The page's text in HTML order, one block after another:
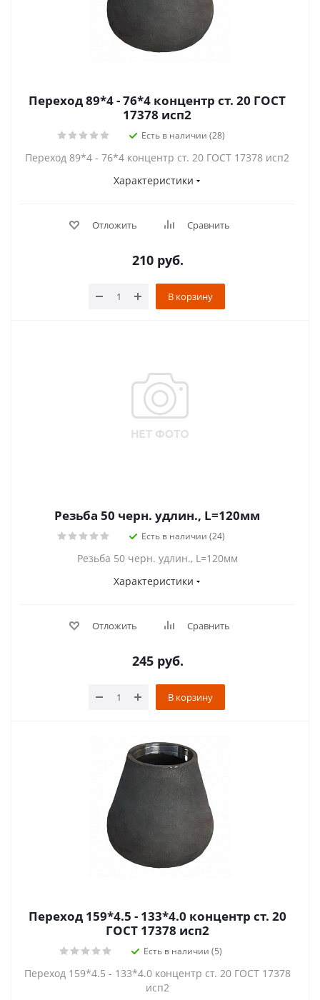
Переход 89*4 - 76*4 концентр ст. 20 ГОСТ
17378 исп2
Есть в наличии (28)
Переход 89*4 - 76*4 концентр ст. 20 ГОСТ 17378 исп2
Характеристики
Отложить Сравнить
210руб.
В корзину
Резьба 50 черн. удлин., L=120мм
Есть в наличии (24)
Резьба 50 черн. удлин., L=120мм
Характеристики
Отложить Сравнить
245руб.
В корзину
Переход 159*4.5 - 133*4.0 концентр ст. 20
ГОСТ 17378 исп2
Есть в наличии (5)
Переход 159*4.5 - 133*4.0 концентр ст. 20 ГОСТ 17378
исп2